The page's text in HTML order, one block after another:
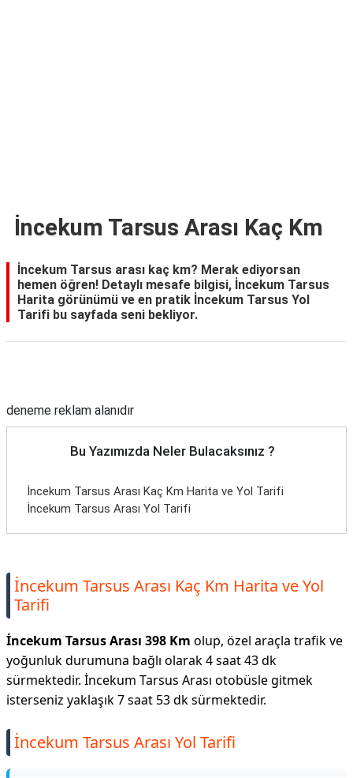
İncekum Tarsus Arası Kaç Km
İncekum Tarsus arası kaç km? Merak ediyorsan
hemen öğren! Detaylı mesafe bilgisi, İncekum Tarsus
Harita görünümü ve en pratik İncekum Tarsus Yol
Tarifi bu sayfada seni bekliyor.
deneme reklam alanıdır
Bu Yazımızda Neler Bulacaksınız ?
İncekum Tarsus Arası Kaç Km Harita ve Yol Tarifi
İncekum Tarsus Arası Yol Tarifi
İncekum Tarsus Arası Kaç Km Harita ve Yol
Tarifi
İncekum Tarsus Arası 398 Km olup, özel araçla trafik ve
yoğunluk durumuna bağlı olarak 4 saat 43 dk
sürmektedir. İncekum Tarsus Arası otobüsle gitmek
isterseniz yaklaşık 7 saat 53 dk sürmektedir.
İncekum Tarsus Arası Yol Tarifi